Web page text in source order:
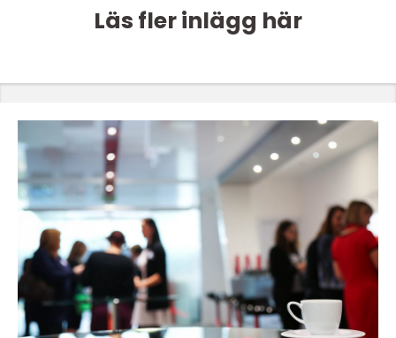
Läs fler inlägg här